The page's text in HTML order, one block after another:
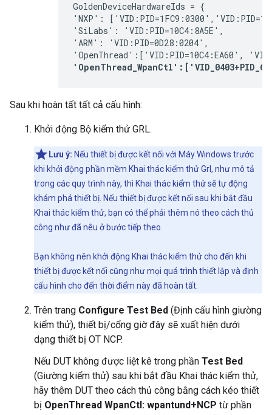
GoldenDeviceHardwareIds = {
'NXP':
'SiLabs': 'VID:PID=10C4:8A5E',
'ARM': 'VID:PID=0D28:0204',
'OpenThread':['VID:PID=10C4:EA60',
Sau khi hoàn tất tất cả cấu hình:
Khởi động Bộ kiểm thử GRL.
Lưu ý: Nếu thiết bị được kết nối với Máy Windows trước
khi khởi động phần mềm Khai thác kiểm thử Grl, như mô tả
trong các quy trình này, thì Khai thác kiểm thử sẽ tự động
khám phá thiết bị. Nếu thiết bị được kết nối sau khi bắt đầu
Khai thác kiểm thử, bạn có thể phải thêm nó theo cách thủ
công như đã nêu ở bước tiếp theo.
Bạn không nên khởi động Khai thác kiểm thử cho đến khi
thiết bị được kết nối cũng như mọi quá trình thiết lập và định
cấu hình cho đến thời điểm này đã hoàn tất.
Trên trang Configure Test Bed (Định cấu hình giường
kiểm thử), thiết bị/cổng giờ đây sẽ xuất hiện dưới
dạng thiết bị OT NCP.
Nếu DUT không được liệt kê trong phần Test Bed
(Giường kiểm thử) sau khi bắt đầu Khai thác kiểm thử,
hãy thêm DUT theo cách thủ công bằng cách kéo thiết
bị OpenThread WpanCtl: wpantund+NCP từ phần